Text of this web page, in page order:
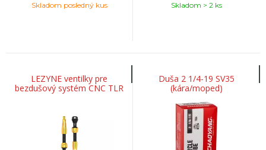
Skladom posledný kus Skladom > 2 ks
LEZYNE ventilky pre
bezdušový systém CNC TLR
44 mm
Duša 2 1/4-19 SV35
(kára/moped)